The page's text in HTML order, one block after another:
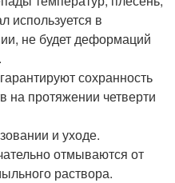
используется в
не будет деформаций
сохранность
на протяжении четверти
и уходе.
отмываются от
раствора.